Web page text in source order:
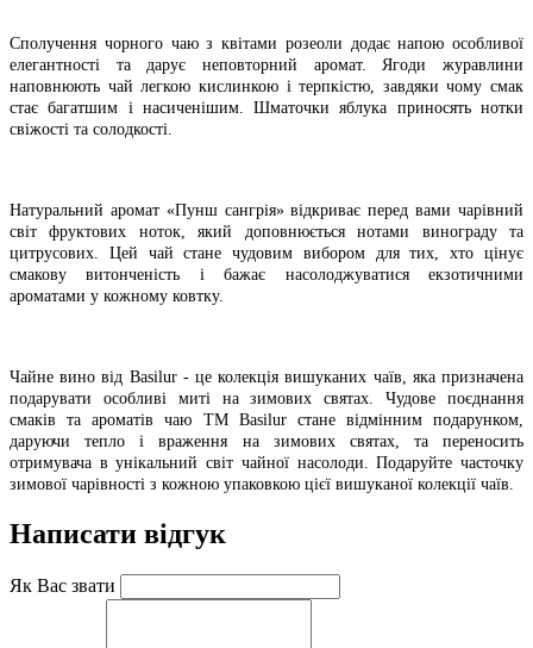
Сполучення чорного чаю з квітами розеоли додає напою особливої
елегантності та дарує неповторний аромат. Ягоди журавлини
наповнюють чай легкою кислинкою і терпкістю, завдяки чому смак
стає багатшим і насиченішим. Шматочки яблука приносять нотки
свіжості та солодкості.
Натуральний аромат «Пунш сангрія» відкриває перед вами чарівний
світ фруктових ноток, який доповнюється нотами винограду та
цитрусових. Цей чай стане чудовим вибором для тих, хто цінує
смакову витонченість і бажає насолоджуватися екзотичними
ароматами у кожному ковтку.
Чайне вино від Basilur - це колекція вишуканих чаїв, яка призначена
подарувати особливі миті на зимових святах. Чудове поєднання
смаків та ароматів чаю ТМ Basilur стане відмінним подарунком,
даруючи тепло і враження на зимових святах, та переносить
отримувача в унікальний світ чайної насолоди. Подаруйте часточку
зимової чарівності з кожною упаковкою цієї вишуканої колекції чаїв.
Написати відгук
Як Вас звати